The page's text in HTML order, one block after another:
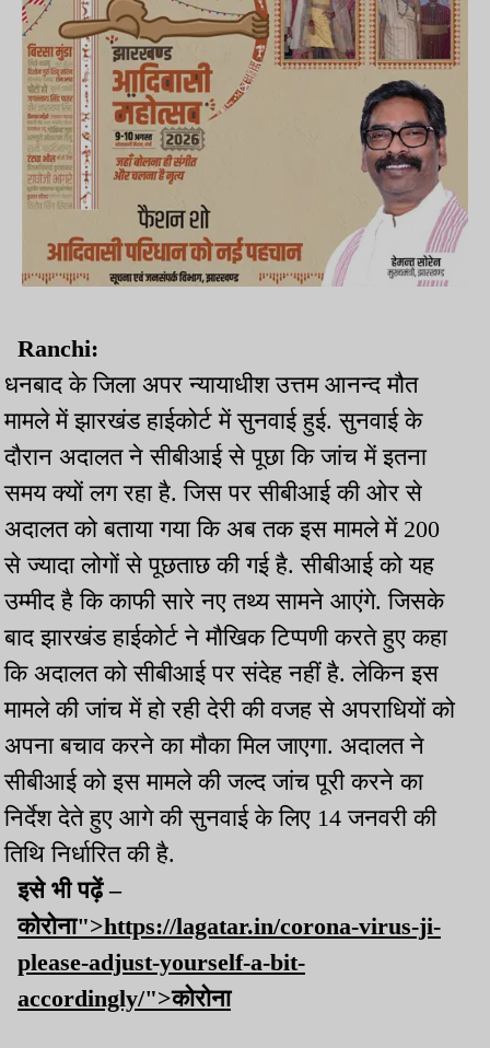
Ranchi:
धनबाद के जिला अपर न्यायाधीश उत्तम आनन्द मौत
मामले में झारखंड हाईकोर्ट में सुनवाई हुई. सुनवाई के
दौरान अदालत ने सीबीआई से पूछा कि जांच में इतना
समय क्यों लग रहा है. जिस पर सीबीआई की ओर से
अदालत को बताया गया कि अब तक इस मामले में 200
से ज्यादा लोगों से पूछताछ की गई है. सीबीआई को यह
उम्मीद है कि काफी सारे नए तथ्य सामने आएंगे. जिसके
बाद झारखंड हाईकोर्ट ने मौखिक टिप्पणी करते हुए कहा
कि अदालत को सीबीआई पर संदेह नहीं है. लेकिन इस
मामले की जांच में हो रही देरी की वजह से अपराधियों को
अपना बचाव करने का मौका मिल जाएगा. अदालत ने
सीबीआई को इस मामले की जल्द जांच पूरी करने का
निर्देश देते हुए आगे की सुनवाई के लिए 14 जनवरी की
तिथि निर्धारित की है.
इसे भी पढ़ें –
कोरोना">https://lagatar.in/corona-virus-ji-
please-adjust-yourself-a-bit-
accordingly/">कोरोना